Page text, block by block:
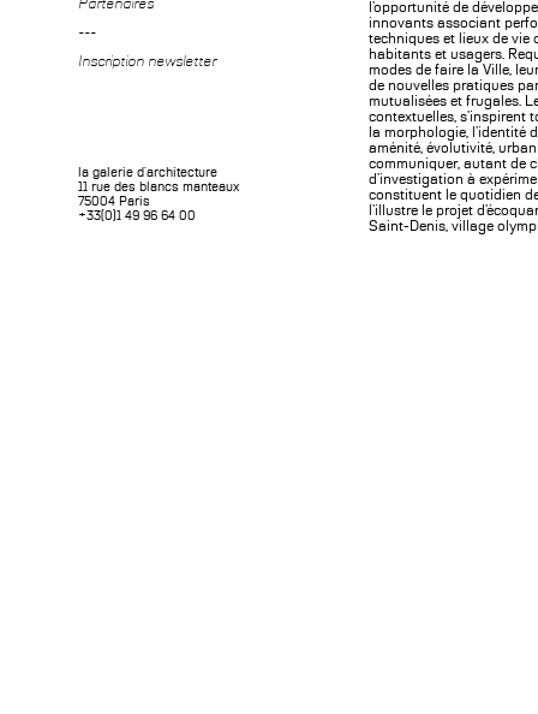
Partenaires
---
Inscription newsletter
la galerie d'architecture
11 rue des blancs manteaux
75004 Paris
+33(0)1 49 96 64 00
l’opportunité de
innovants associant
techniques et lieux de vie
habitants et usagers.
modes de faire la Ville,
de nouvelles pratiques
mutualisées et frugales.
contextuelles, s’inspirent
la morphologie, l’identité
aménité, évolutivité,
communiquer, autant de
d’investigation à
constituent le quotidien
l’illustre le projet
Saint-Denis, village